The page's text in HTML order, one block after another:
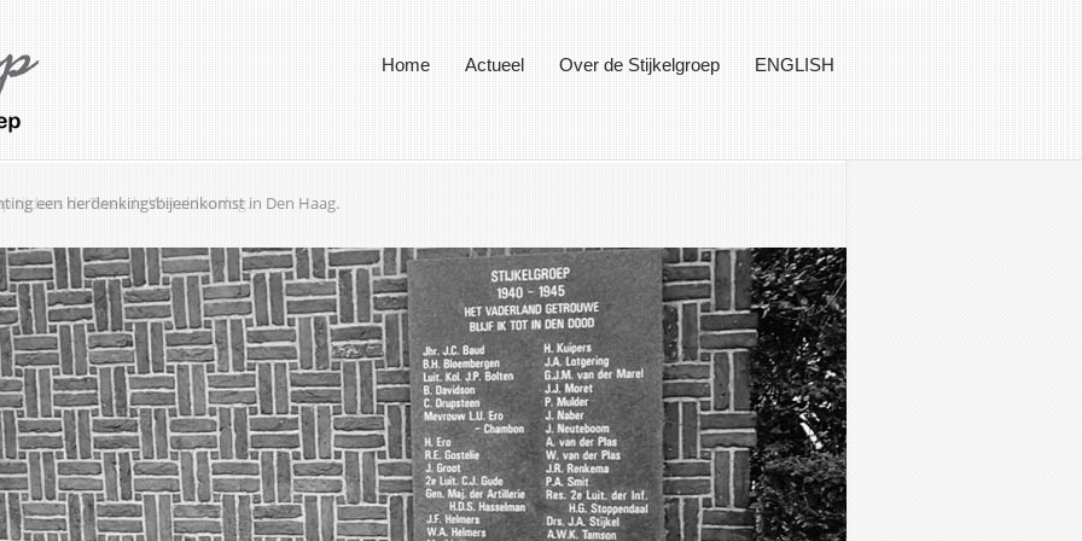
Home Actueel Over de Stijkelgroep ENGLISH
een herdenkingsbijeenkomst in Den Haag.
tijdens de Tweede Wereldoorlog.